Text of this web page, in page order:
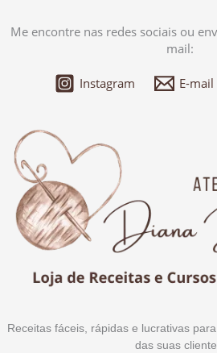
Me encontre nas redes sociais ou
mail:
Instagram E-mail
Receitas fáceis, rápidas e lucrativas
das suas